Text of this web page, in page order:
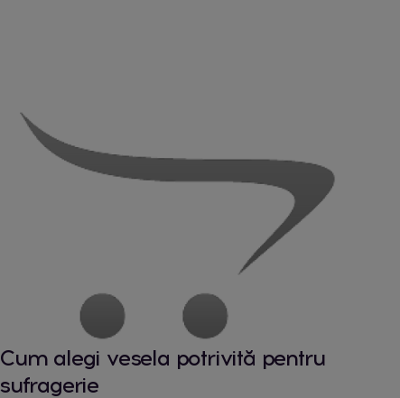
Cum alegi vesela potrivită pentru
sufragerie